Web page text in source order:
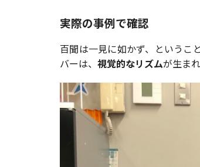
実際の事例で確認
百聞は一見に如かず、というこ
バーは、 視覚的なリズムが生ま